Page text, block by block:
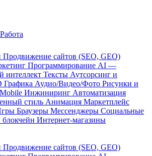
Работа
Продвижение сайтов (SEO, GEO)
Программирование AI —
интеллект Тексты Аутсорсинг и
Графика Аудио/Видео/Фото Рисунки и
Mobile Инжиниринг Автоматизация
стиль Анимация Маркетплейс
Браузеры Мессенджеры Социальные
Интернет-магазины
Продвижение сайтов (SEO, GEO)